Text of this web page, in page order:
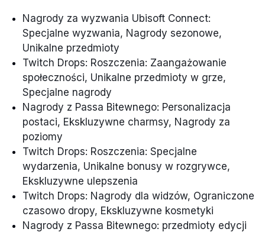
Nagrody za wyzwania Ubisoft Connect:
Specjalne wyzwania, Nagrody sezonowe,
Unikalne przedmioty
Twitch Drops: Roszczenia: Zaangażowanie
społeczności, Unikalne przedmioty w grze,
Specjalne nagrody
Nagrody z Passa Bitewnego: Personalizacja
postaci, Ekskluzywne charmsy, Nagrody za
poziomy
Twitch Drops: Roszczenia: Specjalne
wydarzenia, Unikalne bonusy w rozgrywce,
Ekskluzywne ulepszenia
Twitch Drops: Nagrody dla widzów, Ograniczone
czasowo dropy, Ekskluzywne kosmetyki
Nagrody z Passa Bitewnego: przedmioty edycji